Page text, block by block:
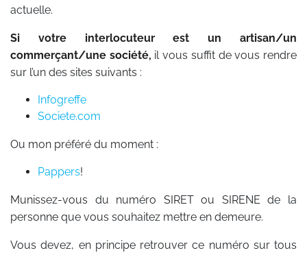
actuelle.
Si votre interlocuteur est un artisan/un
commerçant/une société, il vous suffit de vous rendre
sur l’un des sites suivants :
Infogreffe
Societe.com
Ou mon préféré du moment :
Pappers!
Munissez-vous du numéro SIRET ou SIRENE de la
personne que vous souhaitez mettre en demeure.
Vous devez, en principe retrouver ce numéro sur tous